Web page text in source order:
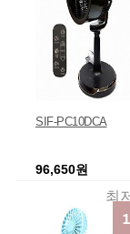
SIF-PC10DCA
96,650원
최